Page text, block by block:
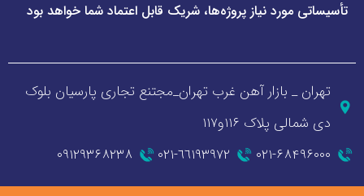
نیاز پروژه‌ها، شریک قابل اعتماد شما خواهد بود
بازار آهن غرب تهران_مجتنع تجاری پارسیان بلوک
۱۱۶و۱۱۷
٦٦١٩٣٩٧٢-٠٢١ ۰۹۱۲۹۳۶۸۲۳۸